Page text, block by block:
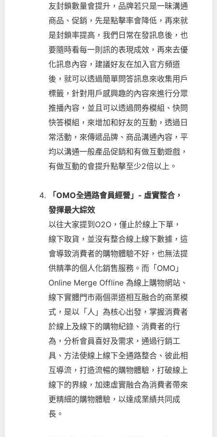
友封鎖數量會提升，品牌若只是一昧溝通
商品、促銷，先是點擊率會降低，再來就
是封鎖率提高，我們日常在發訊息後，也
要隨時看每一則訊的表現成效，再來去優
化訊息內容，建議好友在加入官方頻道
後，就可以透過簡單問答訊息來收集用戶
標籤，針對用戶感興趣的內容來進行分眾
推播內容，並且可以透過問券模組、快問
快答模組，來增加和好友的互動，透過日
常活動，來傳遞品牌、商品溝通內容，平
均以溝通一般產品促銷和有做互動遊戲，
有做互動的會提升點擊至少2倍以上。
「OMO全通路會員經營」- 虛實整合，
發揮最大綜效
以往大家提到O2O，僅止於線上下單，
線下取貨，並沒有整合線上線下數據，這
會導致消費者的購物體驗不好，也無法提
供精準的個人化銷售服務。而「OMO」
Online Merge Offline 為線上購物網站、
線下實體門市兩個渠道相互融合的商業模
式，是以「人」為核心出發，掌握消費者
於線上及線下的購物紀錄、消費者的行
為，分析會員喜好及需求，通過行銷工
具、方法使線上線下全通路整合、彼此相
互導流，打造流暢的購物體驗，打破線上
線下的界線，加速虛實融合為消費者帶來
更精細的購物體驗，以達成業績共同成
長。